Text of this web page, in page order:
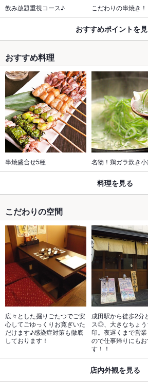
飲み放題重視コース♪ こだわりの串焼き！
おすすめポイントを
おすすめ料理
串焼盛合せ5種 名物！鶏ガラ炊き
料理を見る
こだわりの空間
広々とした掘りごたつでご安
心してごゆっくりお寛ぎいた
だけます♪感染症対策も徹底
しております！
成田駅から徒歩2分
ス◎、大きなちょう
印。夜遅くまで営
ので仕事帰りにも
す！！
店内外観を見る